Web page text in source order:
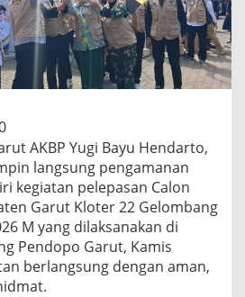
AKBP Yugi Bayu Hendarto,
langsung pengamanan
kegiatan pelepasan Calon
Garut Kloter 22 Gelombang
M yang dilaksanakan di
Pendopo Garut, Kamis
berlangsung dengan aman,